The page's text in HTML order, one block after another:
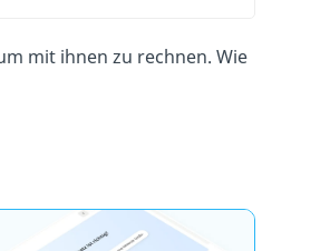
mit ihnen zu rechnen. Wie